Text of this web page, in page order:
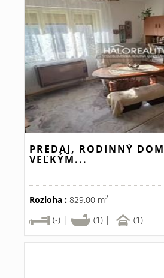
PREDAJ, RODINNÝ
VEĽKÝM...
Rozloha : 829.00 m2
(-) |
(1) | (1)